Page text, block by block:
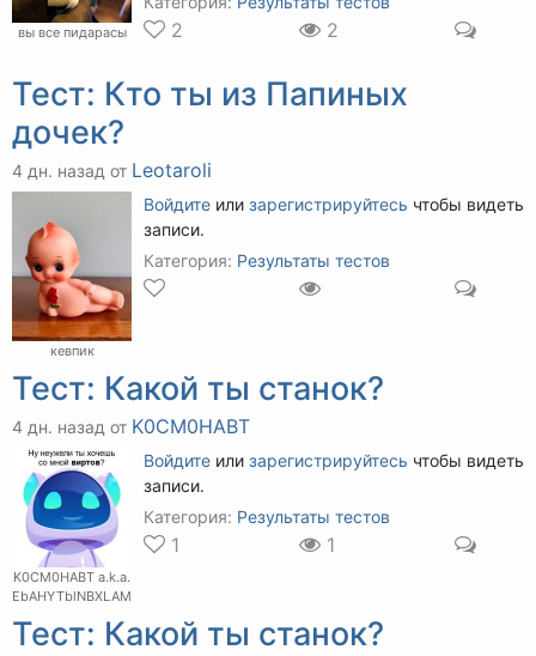
вы все пидарасы 2 2
Тест: Кто ты из Папиных
дочек?
4 дн. назад от Leotaroli
кевпик
Войдите или зарегистрируйтесь чтобы видеть
записи.
Категория: Результаты тестов
Тест: Какой ты станок?
4 дн. назад от K0CM0HABT
K0CM0HABT a.k.a.
EbAHYTblNBXLAM
Войдите или зарегистрируйтесь чтобы видеть
записи.
Категория: Результаты тестов
1 1
Тест: Какой ты станок?